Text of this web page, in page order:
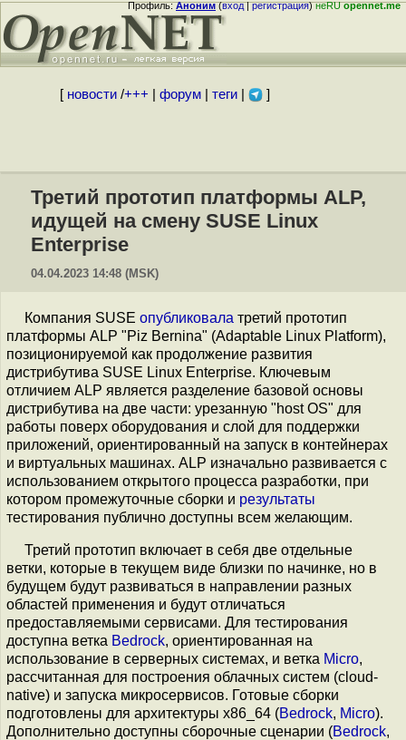
Профиль:Аноним(вход|регистрация)неRUopennet.me
[ новости/+++ форум| теги| ]
Третий прототип платформы ALP,
идущей на смену SUSE Linux
Enterprise
04.04.2023 14:48 (MSK)
Компания SUSE опубликовала третий прототип
платформы ALP "Piz Bernina" (Adaptable Linux Platform),
позиционируемой как продолжение развития
дистрибутива SUSE Linux Enterprise. Ключевым
отличием ALP является разделение базовой основы
дистрибутива на две части: урезанную "host OS" для
работы поверх оборудования и слой для поддержки
приложений, ориентированный на запуск в контейнерах
и виртуальных машинах. ALP изначально развивается с
использованием открытого процесса разработки, при
котором промежуточные сборки и результаты
тестирования публично доступны всем желающим.
Третий прототип включает в себя две отдельные
ветки, которые в текущем виде близки по начинке, но в
будущем будут развиваться в направлении разных
областей применения и будут отличаться
предоставляемыми сервисами. Для тестирования
доступна ветка Bedrock, ориентированная на
использование в серверных системах, и ветка Micro,
рассчитанная для построения облачных систем (cloud-
native) и запуска микросервисов. Готовые сборки
подготовлены для архитектуры x86_64 (Bedrock, Micro).
Дополнительно доступны сборочные сценарии (Bedrock,